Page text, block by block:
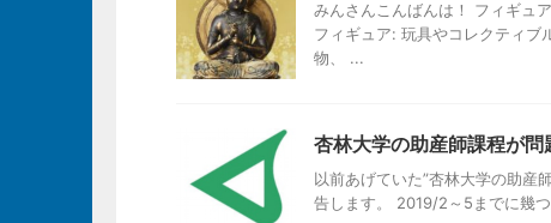
みんさんこんばんは！ フィギュ
フィギュア: 玩具やコレクティブ
物、 ...
杏林大学の助産師課程が
以前あげていた”杏林大学の助産
告します。 2019/2～5までに幾